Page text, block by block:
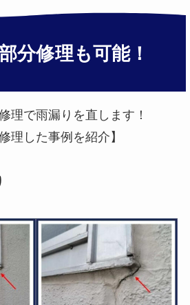
分修理も可能！
理で雨漏りを直します！
理した事例を紹介】